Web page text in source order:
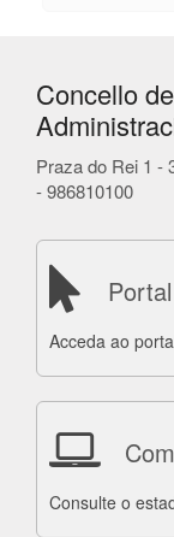
Concello
Praza do Rei 1 -
- 986810100
Acceda ao
Consulte o